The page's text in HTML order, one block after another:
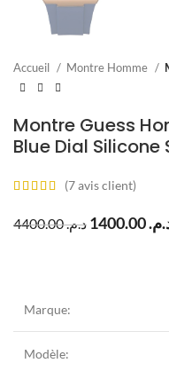
Accueil Montre Homme
Montre Guess
Blue Dial
(7avis client)
د.م.4400.00
Marque:
Modèle: